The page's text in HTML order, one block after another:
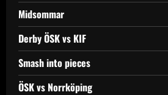
Midsommar
Derby ÖSK vs KIF
Smash into pieces
ÖSK vs Norrköping